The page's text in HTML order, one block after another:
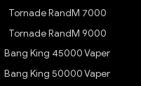
Tornade RandM 7000
Tornade RandM 9000
Bang King 45000 Vaper
Bang King 50000 Vaper